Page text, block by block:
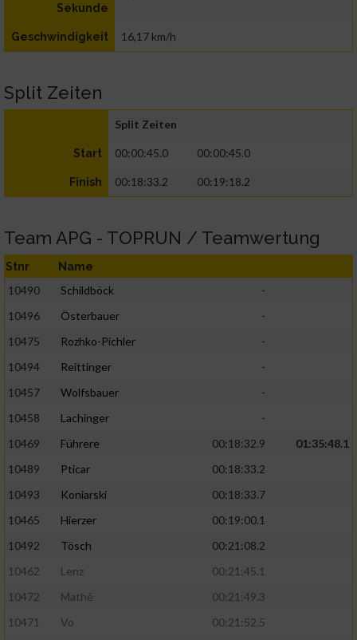
Sekunde
Geschwindigkeit 16,17 km/h
Split Zeiten
Split Zeiten
Start 00:00:45.0 00:00:45.0
Finish 00:18:33.2 00:19:18.2
Team APG - TOPRUN / Teamwertung
Stnr Name
10490 Schildböck
-
10496
Österbauer
-
10475
Rozhko-Pichler
-
10494
Reittinger
-
10457
Wolfsbauer
-
10458
Lachinger
-
10469
Führere 00:18:32.9
01:35:48.1
10489
Pticar
00:18:33.2
10493
Koniarski
00:18:33.7
10465
Hierzer
00:19:00.1
10492
Tösch
00:21:08.2
10462
Lenz
00:21:45.1
10472
Mathé
00:21:49.3
10471
Vo
00:21:52.5